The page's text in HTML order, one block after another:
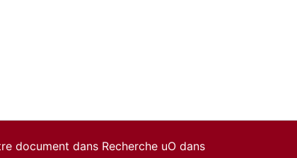
document dans Recherche uO dans